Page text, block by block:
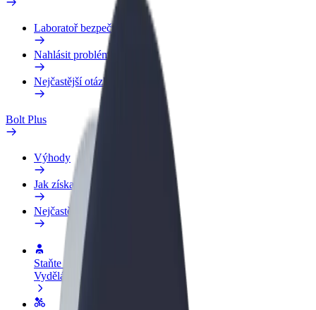
Laboratoř bezpečnosti
Nahlásit problém
Nejčastější otázky
Bolt Plus
Výhody
Jak získat členství
Nejčastější otázky
Staňte se řidičem
Vydělávejte podle sebe